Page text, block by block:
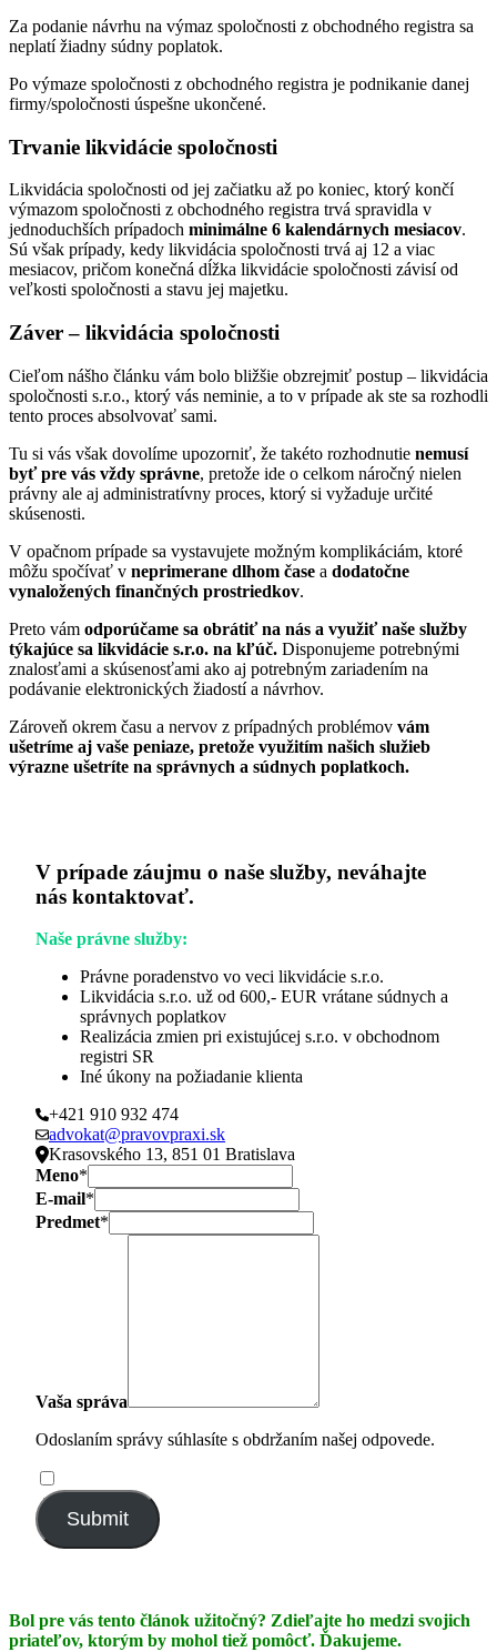
Za podanie návrhu na výmaz spoločnosti z obchodného registra sa
neplatí žiadny súdny poplatok.
Po výmaze spoločnosti z obchodného registra je podnikanie danej
firmy/spoločnosti úspešne ukončené.
Trvanie likvidácie spoločnosti
Likvidácia spoločnosti od jej začiatku až po koniec, ktorý končí
výmazom spoločnosti z obchodného registra trvá spravidla v
jednoduchších prípadoch minimálne 6 kalendárnych mesiacov.
Sú však prípady, kedy likvidácia spoločnosti trvá aj 12 a viac
mesiacov, pričom konečná dĺžka likvidácie spoločnosti závisí od
veľkosti spoločnosti a stavu jej majetku.
Záver – likvidácia spoločnosti
Cieľom nášho článku vám bolo bližšie obzrejmiť postup – likvidácia
spoločnosti s.r.o., ktorý vás neminie, a to v prípade ak ste sa rozhodli
tento proces absolvovať sami.
Tu si vás však dovolíme upozorniť, že takéto rozhodnutie nemusí
byť pre vás vždy správne, pretože ide o celkom náročný nielen
právny ale aj administratívny proces, ktorý si vyžaduje určité
skúsenosti.
V opačnom prípade sa vystavujete možným komplikáciám, ktoré
môžu spočívať v neprimerane dlhom čase a dodatočne
vynaložených finančných prostriedkov.
Preto vám odporúčame sa obrátiť na nás a využiť naše služby
týkajúce sa likvidácie s.r.o. na kľúč. Disponujeme potrebnými
znalosťami a skúsenosťami ako aj potrebným zariadením na
podávanie elektronických žiadostí a návrhov.
Zároveň okrem času a nervov z prípadných problémov vám
ušetríme aj vaše peniaze, pretože využitím našich služieb
výrazne ušetríte na správnych a súdnych poplatkoch.
V prípade záujmu o naše služby, neváhajte
nás kontaktovať.
Naše právne služby:
Právne poradenstvo vo veci likvidácie s.r.o.
Likvidácia s.r.o. už od 600,- EUR vrátane súdnych a
správnych poplatkov
Realizácia zmien pri existujúcej s.r.o. v obchodnom
registri SR
Iné úkony na požiadanie klienta
+421 910 932 474
advokat@pravovpraxi.sk
Krasovského 13, 851 01 Bratislava
Meno*
E-mail*
Predmet*
Vaša správa
Odoslaním správy súhlasíte s obdržaním našej odpovede.
Submit
Bol pre vás tento článok užitočný? Zdieľajte ho medzi svojich
priateľov, ktorým by mohol tiež pomôcť. Ďakujeme.